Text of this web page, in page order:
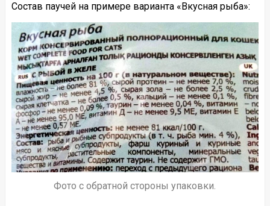
Состав паучей на примере варианта «Вкусная рыба»:
Фото с обратной стороны упаковки.